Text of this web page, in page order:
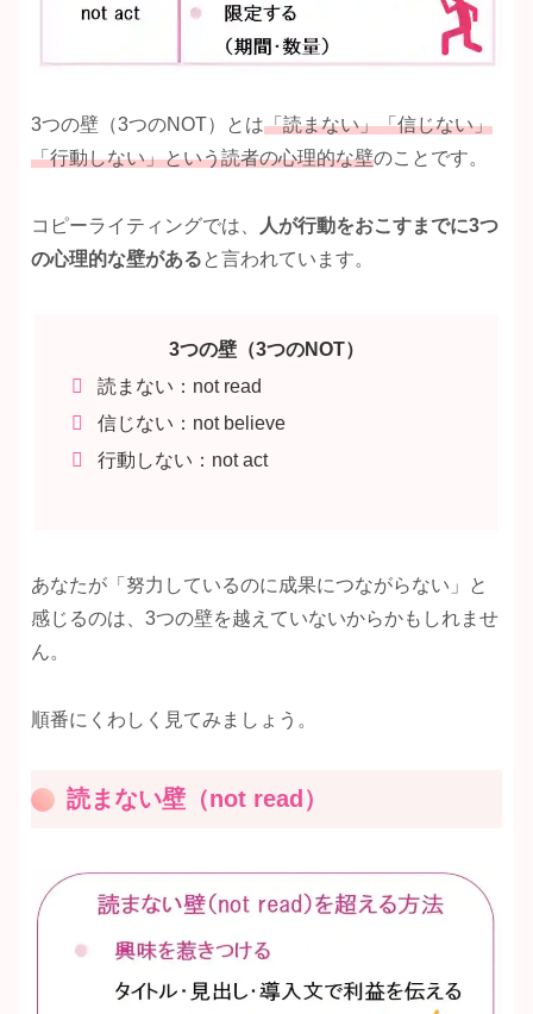
3つの壁（3つのNOT）とは「読まない」「信じない」
「行動しない」という読者の心理的な壁のことです。
コピーライティングでは、
人が行動をおこすまでに3つ
の心理的な壁があると言われています。
3つの壁（3つのNOT）
読まない：not read
信じない：not believe
行動しない：not act
あなたが「努力しているのに成果につながらない」と
感じるのは、3つの壁を越えていないからかもしれませ
ん。
順番にくわしく見てみましょう。
読まない壁（not read）